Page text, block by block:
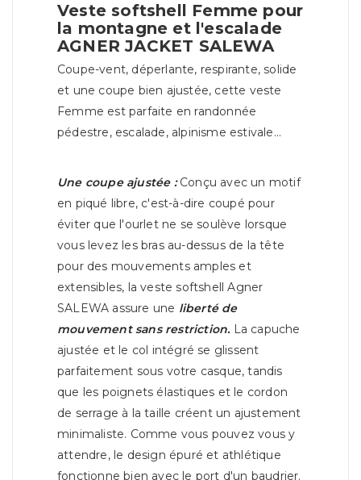
Veste softshell Femme pour
la montagne et l'escalade
AGNER JACKET SALEWA
Coupe-vent, déperlante, respirante, solide
et une coupe bien ajustée, cette veste
Femme est parfaite en randonnée
pédestre, escalade, alpinisme estivale...
Une coupe ajustée : Conçu avec un motif
en piqué libre, c'est-à-dire coupé pour
éviter que l'ourlet ne se soulève lorsque
vous levez les bras au-dessus de la tête
pour des mouvements amples et
extensibles, la veste softshell Agner
SALEWA assure une liberté de
mouvement sans restriction. La capuche
ajustée et le col intégré se glissent
parfaitement sous votre casque, tandis
que les poignets élastiques et le cordon
de serrage à la taille créent un ajustement
minimaliste. Comme vous pouvez vous y
attendre, le design épuré et athlétique
fonctionne bien avec le port d'un baudrier.